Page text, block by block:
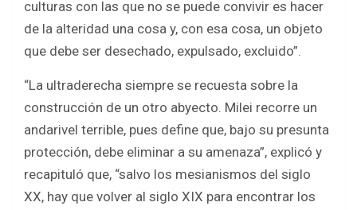
culturas con las que no se puede convivir es hacer
de la alteridad una cosa y, con esa cosa, un objeto
que debe ser desechado, expulsado, excluido”.
“La ultraderecha siempre se recuesta sobre la
construcción de un otro abyecto. Milei recorre un
andarivel terrible, pues define que, bajo su presunta
protección, debe eliminar a su amenaza”, explicó y
recapituló que, “salvo los mesianismos del siglo
XX, hay que volver al siglo XIX para encontrar los